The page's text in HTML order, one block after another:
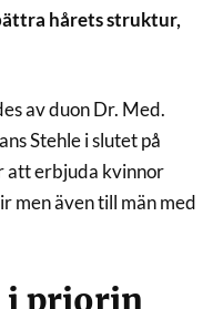
hårets struktur,
av duon Dr. Med.
Stehle i slutet på
att erbjuda kvinnor
men även till män med